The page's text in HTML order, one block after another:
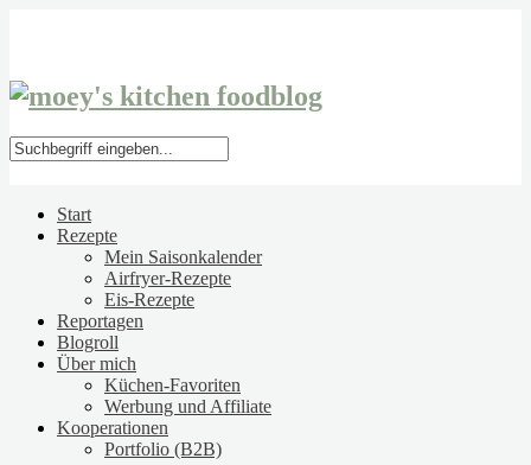
Start
Rezepte
Mein Saisonkalender
Airfryer-Rezepte
Eis-Rezepte
Reportagen
Blogroll
Über mich
Küchen-Favoriten
Werbung und Affiliate
Kooperationen
Portfolio (B2B)